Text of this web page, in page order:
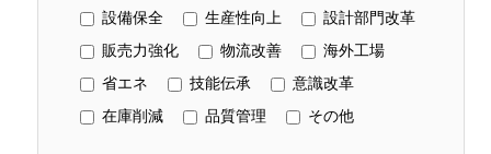
設備保全 生産性向上
設計部門改革
販売力強化
物流改善
海外工場
省エネ
技能伝承
意識改革
在庫削減
品質管理 その他